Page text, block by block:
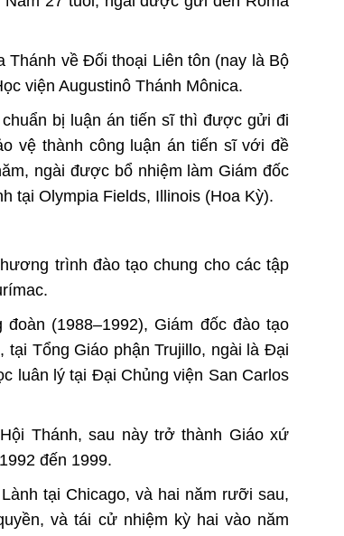
về Đối thoại Liên tôn (nay là Bộ
viện Augustinô Thánh Mônica.
bị luận án tiến sĩ thì được gửi đi
vệ thành công luận án tiến sĩ với đề
ngài được bổ nhiệm làm Giám đốc
tại Olympia Fields, Illinois (Hoa Kỳ).
trình đào tạo chung cho các tập
(1988–1992), Giám đốc đào tạo
Tổng Giáo phận Trujillo, ngài là Đại
luân lý tại Đại Chủng viện San Carlos
Thánh, sau này trở thành Giáo xứ
đến 1999.
tại Chicago, và hai năm rưỡi sau,
và tái cử nhiệm kỳ hai vào năm